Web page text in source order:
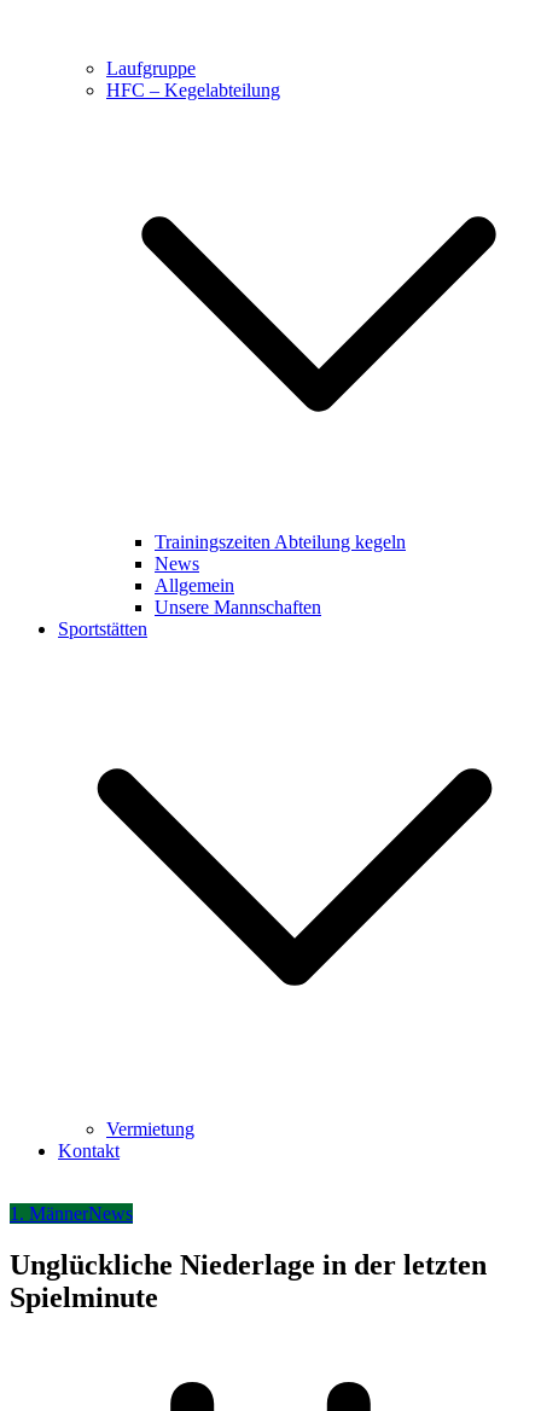
Laufgruppe
HFC – Kegelabteilung
Trainingszeiten Abteilung kegeln
News
Allgemein
Unsere Mannschaften
Sportstätten
Vermietung
Kontakt
1. MännerNews
Unglückliche Niederlage in der letzten
Spielminute